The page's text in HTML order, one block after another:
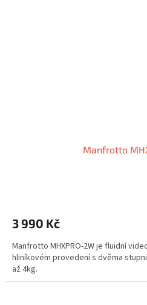
Manfrotto
3 990 Kč
Manfrotto MHXPRO-2W je fluidní
hliníkovém provedení s dvěma
až 4kg.